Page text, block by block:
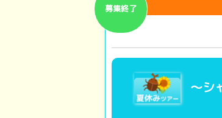
募集終了
～シ